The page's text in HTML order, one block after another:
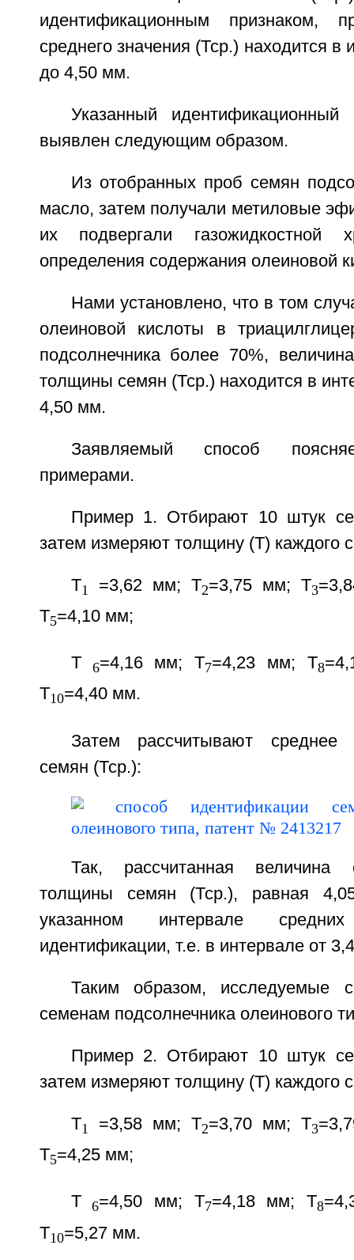
идентификационным признаком,
среднего значения (Тср.) находится
до 4,50 мм.
Указанный
выявлен следующим образом.
Из отобранных проб семян
масло, затем получали метиловые
их подвергали газожидкостной
определения содержания олеиновой
Нами установлено, что в том
олеиновой кислоты в
подсолнечника более 70%,
толщины семян (Тср.) находится в
4,50 мм.
Заявляемый способ
примерами.
Пример 1. Отбирают 10 штук
затем измеряют толщину (Т) каждого
Т1 =3,62 мм; Т2=3,75 мм; Т3
Т5=4,10 мм;
Т 6=4,16 мм; Т7=4,23 мм; Т8
Т10=4,40 мм.
Затем рассчитывают среднее
семян (Тср.):
Так, рассчитанная величина
толщины семян (Тср.), равная
указанном интервале
идентификации, т.е. в интервале от
Таким образом, исследуемые
семенам подсолнечника олеинового
Пример 2. Отбирают 10 штук
затем измеряют толщину (Т) каждого
Т1 =3,58 мм; Т2=3,70 мм; Т3
Т5=4,25 мм;
Т 6=4,50 мм; Т7=4,18 мм; Т8
Т10=5,27 мм.